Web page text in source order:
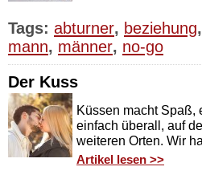
Tags: abturner, beziehung,
mann, männer, no-go
Der Kuss
Küssen macht Spaß,
einfach überall, auf
weiteren Orten. Wir
Artikel lesen >>